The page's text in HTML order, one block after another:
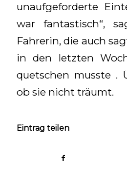
unaufgeforderte
war fantastisch“,
Fahrerin, die auch
in den letzten
quetschen musste .
ob sie nicht träumt.
Eintrag teilen